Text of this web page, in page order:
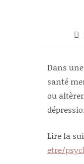
Dans
santé
ou
Lire la
etre/